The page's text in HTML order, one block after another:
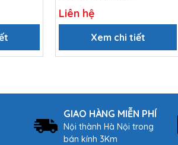
Liên hệ
Xem chi tiết
GIAO HÀNG MIỄN PHÍ
Nội thành Hà Nội trong
bán kính 3Km